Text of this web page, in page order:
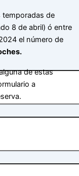
temporadas de
8 de abril) ó entre
el número de
de estas
a